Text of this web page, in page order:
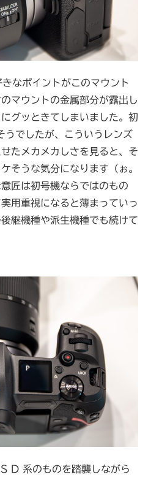
なポイントがこのマウント
マウントの金属部分が露出し
グッときてしまいました。初
うでしたが、こういうレンズ
たメカメカしさを見ると、そ
そうな気分になります（ぉ。
匠は初号機ならではのもの
用重視になると薄まっていっ
継機種や派生機種でも続けて
D 系のものを踏襲しながら